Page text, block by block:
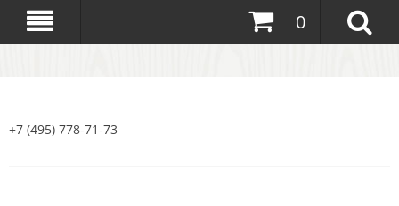
0
+7 (495) 778-71-73